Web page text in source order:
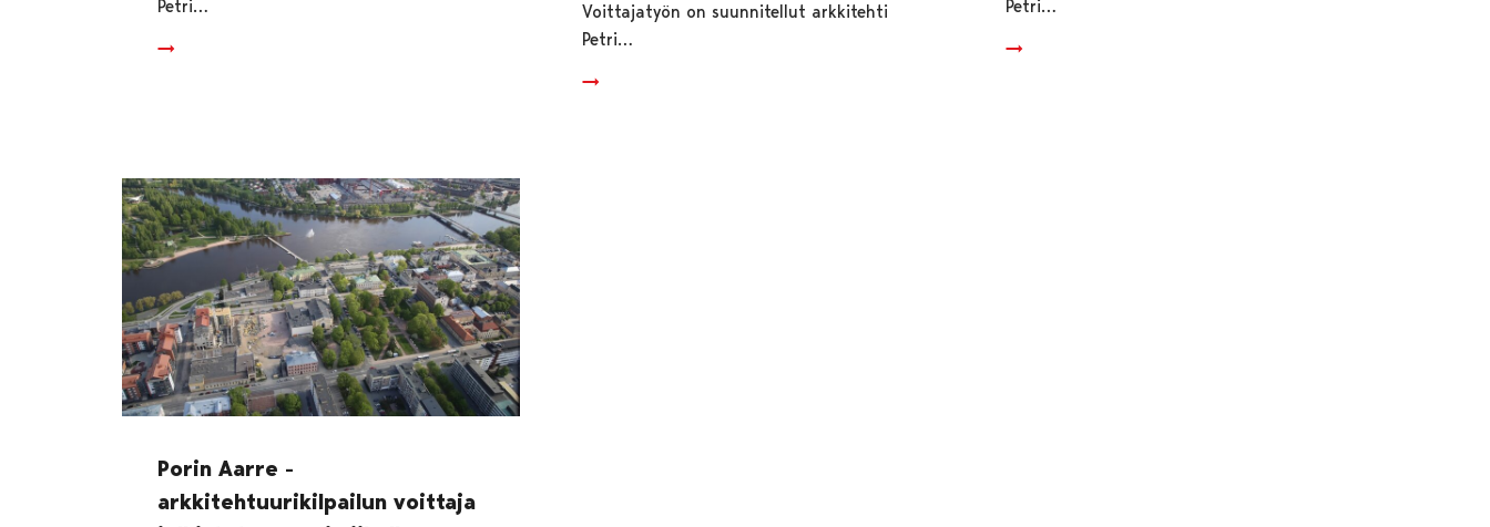
Petri…
Voittajatyön on suunnitellut arkkitehti
Petri…
Petri…
Porin Aarre -
arkkitehtuurikilpailun voittaja